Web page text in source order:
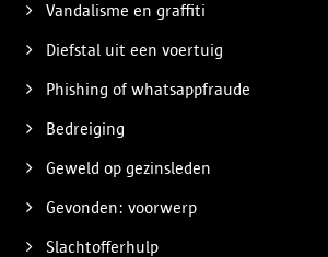
Vandalisme en graffiti
Diefstal uit een voertuig
Phishing of whatsappfraude
Bedreiging
Geweld op gezinsleden
Gevonden: voorwerp
Slachtofferhulp